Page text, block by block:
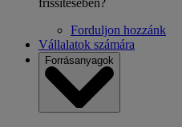
frissítésében?
Forduljon hozzánk
Vállalatok számára
Forrásanyagok